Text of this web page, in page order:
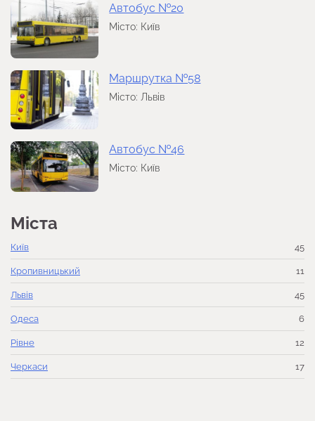
Автобус №20
Місто: Київ
Маршрутка №58
Місто: Львів
Автобус №46
Місто: Київ
Міста
Київ 45
Кропивницький 11
Львів 45
Одеса 6
Рівне 12
Черкаси 17